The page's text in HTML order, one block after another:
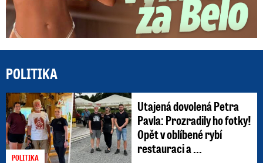
POLITIKA
POLITIKA
Utajená dovolená Petra
Pavla: Prozradily ho fotky!
Opět v oblíbené rybí
restauraci a ...